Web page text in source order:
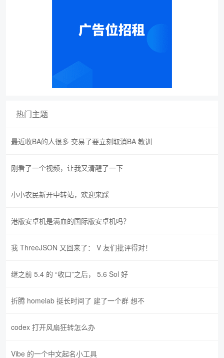
热门主题
最近收BA的人很多 交易了要立刻取消BA 教训
刚看了一个视频，让我又清醒了一下
小小农民新开中转站，欢迎来踩
港版安卓机是满血的国际版安卓机吗？
我 ThreeJSON 又回来了： V 友们批评得对！
继之前 5.4 的 “收口”之后， 5.6 Sol 好
折腾 homelab 挺长时间了 建了一个群 想不
codex 打开风扇狂转怎么办
Vibe 的一个中文起名小工具